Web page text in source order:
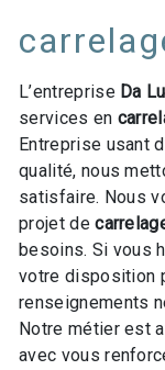
L’entreprise Da
services en
Entreprise usant
qualité, nous
satisfaire. Nous
projet de
besoins. Si vous
votre disposition
renseignements
Notre métier est
avec vous